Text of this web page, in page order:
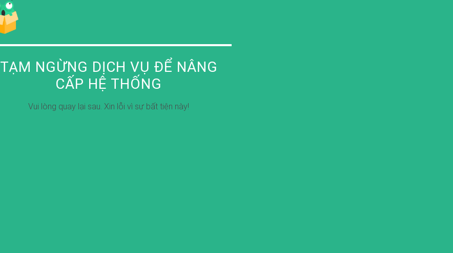
TẠM NGỪNG DỊCH VỤ ĐỂ NÂNG
CẤP HỆ THỐNG
Vui lòng quay lại sau. Xin lỗi vì sự bất tiện này!